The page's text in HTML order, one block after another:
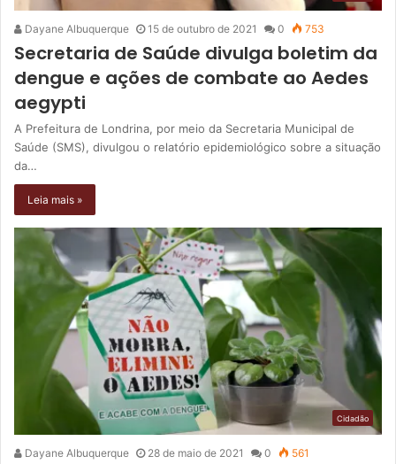
Dayane Albuquerque 15 de outubro de 2021 0 753
Secretaria de Saúde divulga boletim da
dengue e ações de combate ao Aedes
aegypti
A Prefeitura de Londrina, por meio da Secretaria Municipal de
Saúde (SMS), divulgou o relatório epidemiológico sobre a situação
da…
Leia mais »
Cidadão
Dayane Albuquerque 28 de maio de 2021 0 561